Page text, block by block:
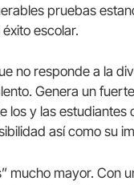
pruebas
escolar.
no responde a la
Genera un
y las estudiantes
así como su
mucho mayor. Con